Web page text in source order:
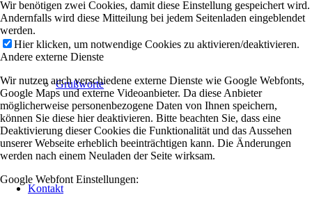
Grußworte
Kontakt
Wir benötigen zwei Cookies, damit diese Einstellung gespeichert wird.
Andernfalls wird diese Mitteilung bei jedem Seitenladen eingeblendet
werden.
Hier klicken, um notwendige Cookies zu aktivieren/deaktivieren.
Andere externe Dienste
Wir nutzen auch verschiedene externe Dienste wie Google Webfonts,
Google Maps und externe Videoanbieter. Da diese Anbieter
möglicherweise personenbezogene Daten von Ihnen speichern,
können Sie diese hier deaktivieren. Bitte beachten Sie, dass eine
Deaktivierung dieser Cookies die Funktionalität und das Aussehen
unserer Webseite erheblich beeinträchtigen kann. Die Änderungen
werden nach einem Neuladen der Seite wirksam.
Google Webfont Einstellungen: